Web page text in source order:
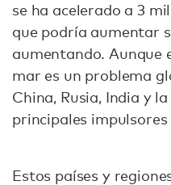
se ha acelerado a 3
que podría aumentar
aumentando. Aunque
mar es un problema
China, Rusia, India y
principales
Estos países y